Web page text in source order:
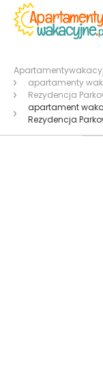
apartamenty
Rezydencja
apartament
Rezydencja